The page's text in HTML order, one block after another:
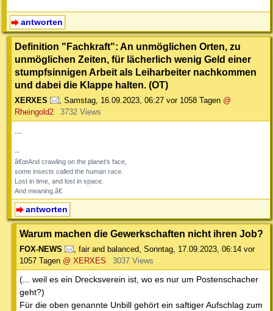
antworten
Definition "Fachkraft": An unmöglichen Orten, zu
unmöglichen Zeiten, für lächerlich wenig Geld einer
stumpfsinnigen Arbeit als Leiharbeiter nachkommen
und dabei die Klappe halten. (OT)
XERXES , Samstag, 16.09.2023, 06:27 vor 1058 Tagen @
Rheingold2
3732 Views
...
--
â€œAnd crawling on the planet's face,
some insects called the human race.
Lost in time, and lost in space.
And meaning.â€
antworten
Warum machen die Gewerkschaften nicht ihren Job?
FOX-NEWS , fair and balanced, Sonntag, 17.09.2023, 06:14 vor
1057 Tagen @ XERXES 3037 Views
(... weil es ein Drecksverein ist, wo es nur um Postenschacher
geht?)
Für die oben genannte Unbill gehört ein saftiger Aufschlag zum